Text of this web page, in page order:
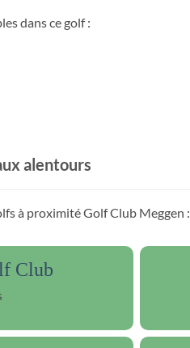
dans ce golf :
alentours
à proximité Golf Club Meggen :
Club